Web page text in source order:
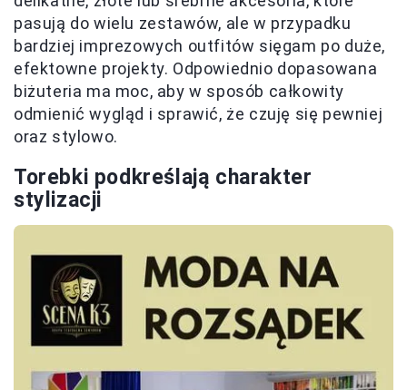
pasują do wielu zestawów, ale w przypadku
bardziej imprezowych outfitów sięgam po duże,
efektowne projekty. Odpowiednio dopasowana
biżuteria ma moc, aby w sposób całkowity
odmienić wygląd i sprawić, że czuję się pewniej
oraz stylowo.
Torebki podkreślają charakter
stylizacji